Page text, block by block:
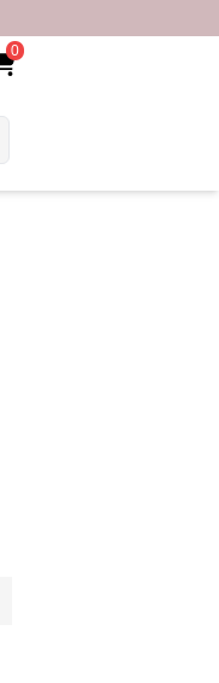
0